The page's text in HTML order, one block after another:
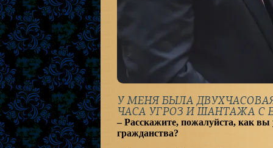
У МЕНЯ БЫЛА
ЧАСА УГРОЗ И ШАНТАЖА С
– Расскажите, пожалуйста, как
гражданства?